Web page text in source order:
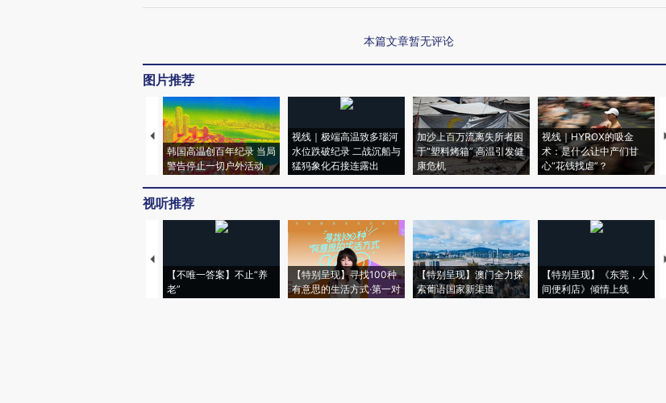
本篇文章暂无评论
图片推荐
韩国高温创百年纪录 当局
警告停止一切户外活动
视线｜极端高温致多瑙河
水位跌破纪录 二战沉船与
猛犸象化石接连露出
加沙上百万流离失所者困
于“塑料烤箱” 高温引发健
康危机
视线｜HYROX的吸金
术：是什么让中产们甘
心“花钱找虐”？
视听推荐
【不唯一答案】不止“养
老”
【特别呈现】寻找100种
有意思的生活方式·第一对
【特别呈现】澳门全力探
索葡语国家新渠道
【特别呈现】《东莞，人
间便利店》倾情上线